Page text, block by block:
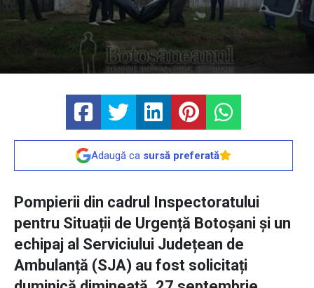
Adaugă ca sursă preferată
Pompierii din cadrul Inspectoratului
pentru Situații de Urgență Botoșani și un
echipaj al Serviciului Județean de
Ambulanță (SJA) au fost solicitați